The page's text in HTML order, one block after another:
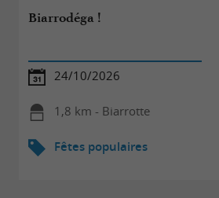
Biarrodéga !
24/10/2026
1,8 km - Biarrotte
Fêtes populaires